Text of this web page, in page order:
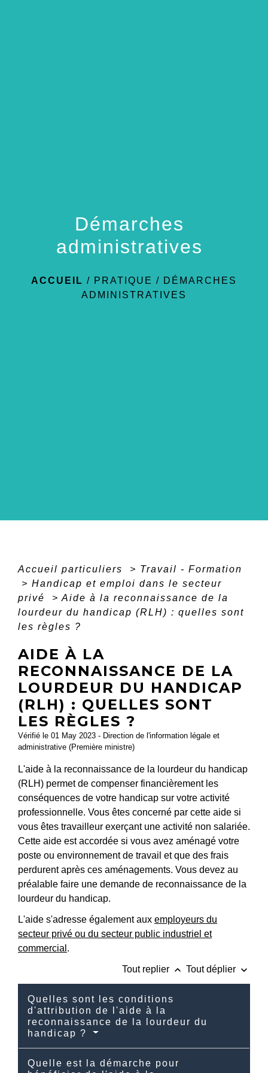
Démarches
administratives
ACCUEIL / PRATIQUE / DÉMARCHES
ADMINISTRATIVES
Accueil particuliers > Travail - Formation
> Handicap et emploi dans le secteur
privé
> Aide à la reconnaissance de la
lourdeur du handicap (RLH) : quelles sont
les règles ?
AIDE À LA
RECONNAISSANCE DE LA
LOURDEUR DU HANDICAP
(RLH) : QUELLES SONT
LES RÈGLES ?
Vérifié le 01 May 2023 - Direction de l'information légale et
administrative (Première ministre)
L'aide à la reconnaissance de la lourdeur du handicap
(RLH) permet de compenser financièrement les
conséquences de votre handicap sur votre activité
professionnelle. Vous êtes concerné par cette aide si
vous êtes travailleur exerçant une activité non salariée.
Cette aide est accordée si vous avez aménagé votre
poste ou environnement de travail et que des frais
perdurent après ces aménagements. Vous devez au
préalable faire une demande de reconnaissance de la
lourdeur du handicap.
L'aide s'adresse également aux employeurs du
secteur privé ou du secteur public industriel et
commercial .
Tout replier keyboard_arrow_up Tout déplier keyboard_arrow_down
Quelles sont les conditions
d'attribution de l'aide à la
reconnaissance de la lourdeur du
handicap ?
Quelle est la démarche pour